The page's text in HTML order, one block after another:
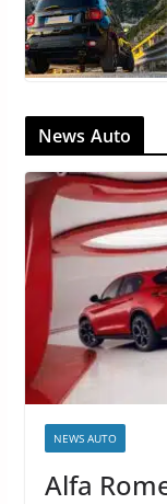
News Auto
NEWS AUTO
Alfa